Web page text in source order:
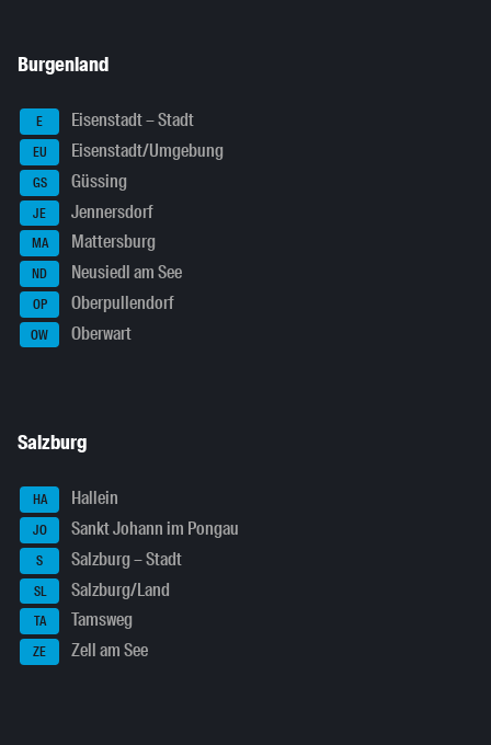
Burgenland
E Eisenstadt – Stadt
EU Eisenstadt/Umgebung
GS Güssing
JE Jennersdorf
MA Mattersburg
ND Neusiedl am See
OP Oberpullendorf
OW Oberwart
Salzburg
HA Hallein
JO Sankt Johann im Pongau
S Salzburg – Stadt
SL Salzburg/Land
TA Tamsweg
ZE Zell am See